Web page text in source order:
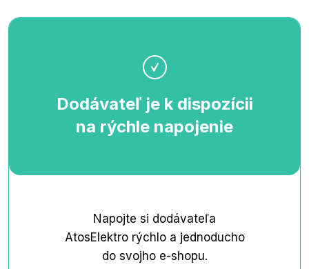
Dodávateľ je k dispozícii
na rýchle napojenie
Napojte si dodávateľa
AtosElektro rýchlo a jednoducho
do svojho e-shopu.